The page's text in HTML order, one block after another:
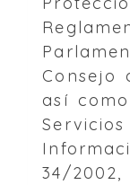
Consejo
así
34/